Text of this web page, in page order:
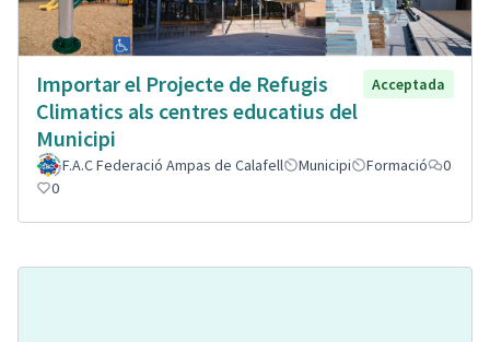
Importar el Projecte de Refugis
Climatics als centres educatius del
Municipi
Acceptada
F.A.C Federació Ampas de Calafell Municipi Formació
0
0